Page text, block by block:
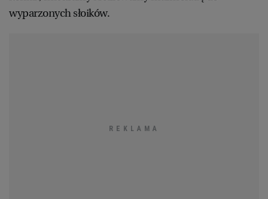
wyparzonych słoików.